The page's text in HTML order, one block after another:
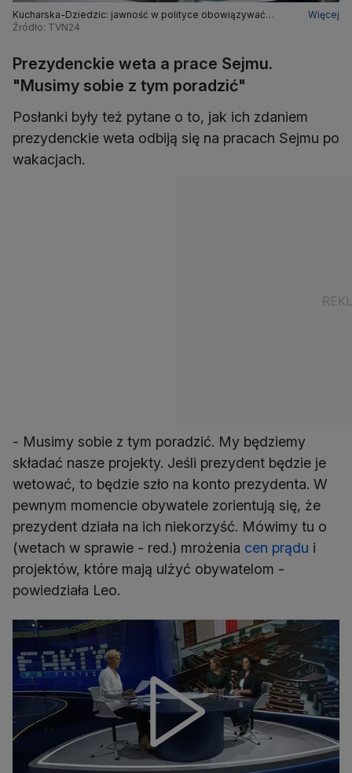
Kucharska-Dziedzic: jawność w polityce obowiązywać
powinna wszystkich, także Kamińskiego
Więcej
Źródło: TVN24
Prezydenckie weta a prace Sejmu.
"Musimy sobie z tym poradzić"
Posłanki były też pytane o to, jak ich zdaniem
prezydenckie weta odbiją się na pracach Sejmu po
wakacjach.
- Musimy sobie z tym poradzić. My będziemy
składać nasze projekty. Jeśli prezydent będzie je
wetować, to będzie szło na konto prezydenta. W
pewnym momencie obywatele zorientują się, że
prezydent działa na ich niekorzyść. Mówimy tu o
(wetach w sprawie - red.) mrożenia cen prądu i
projektów, które mają ulżyć obywatelom -
powiedziała Leo.